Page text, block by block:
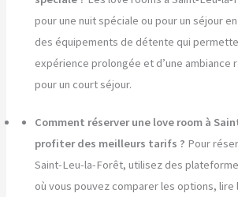
pour une nuit spéciale ou pour un séjour
des équipements de détente qui
expérience prolongée et d’une ambiance
pour un court séjour.
Comment réserver une love room à
profiter des meilleurs tarifs ? Pour
Saint-Leu-la-Forêt, utilisez des
où vous pouvez comparer les options,